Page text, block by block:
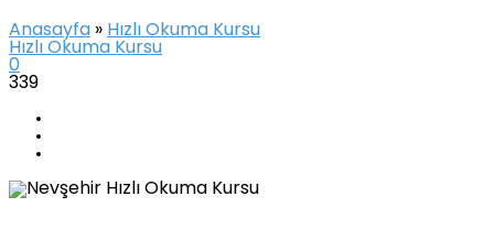
Anasayfa » Hızlı Okuma Kursu
Hızlı Okuma Kursu
0
339